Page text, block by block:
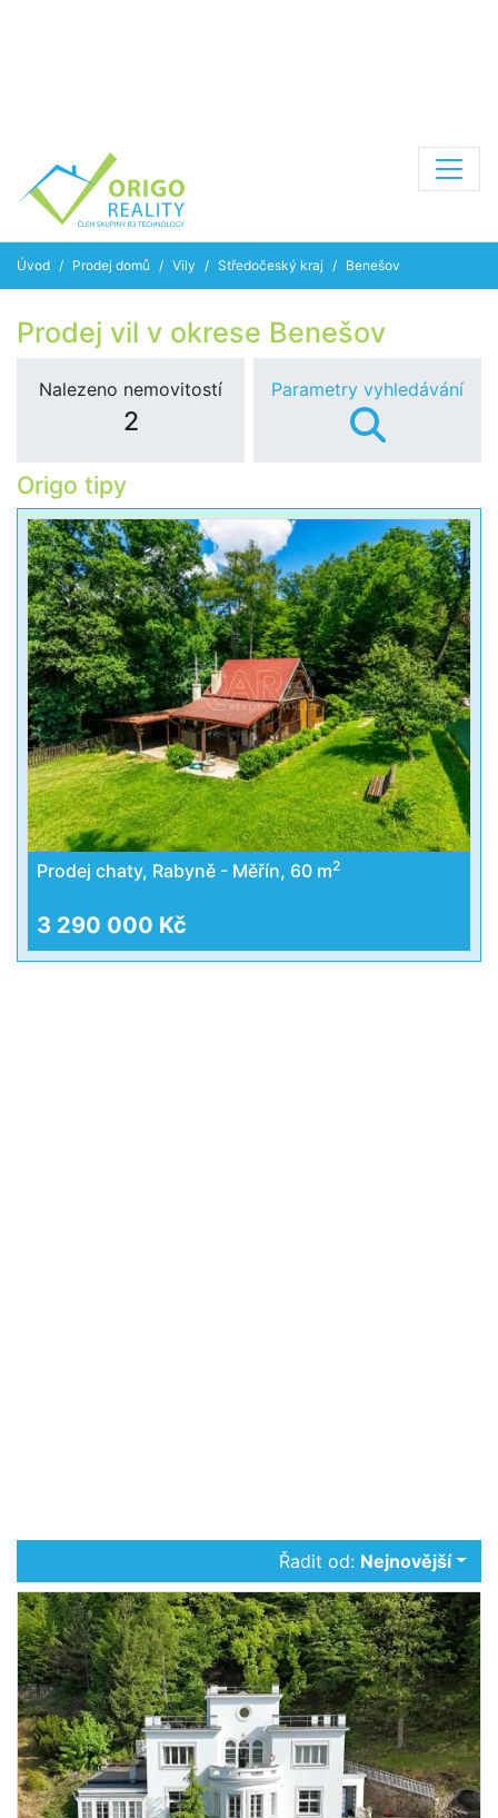
Úvod Prodej domů Vily Středočeský kraj Benešov
Prodej vil v okrese Benešov
Nalezeno nemovitostí
2
Parametry vyhledávání
Origo tipy
Prodej chaty, Rabyně - Měřín, 60 m2
3 290 000 Kč
Řadit od: Nejnovější